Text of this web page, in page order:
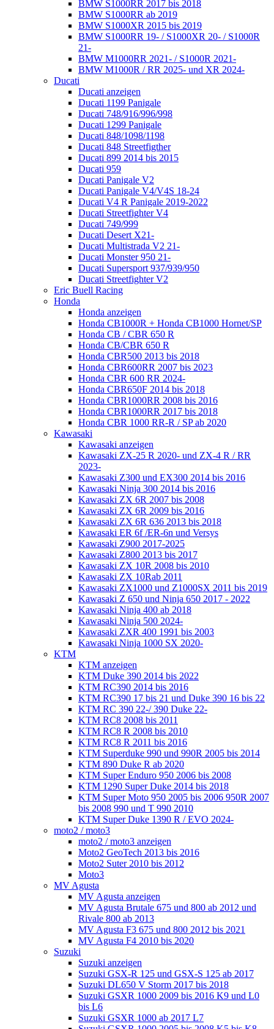
BMW S1000RR 2017 bis 2018
BMW S1000RR ab 2019
BMW S1000XR 2015 bis 2019
BMW S1000RR 19- / S1000XR 20- / S1000R
21-
BMW M1000RR 2021- / S1000R 2021-
BMW M1000R / RR 2025- und XR 2024-
Ducati
Ducati anzeigen
Ducati 1199 Panigale
Ducati 748/916/996/998
Ducati 1299 Panigale
Ducati 848/1098/1198
Ducati 848 Streetfigther
Ducati 899 2014 bis 2015
Ducati 959
Ducati Panigale V2
Ducati Panigale V4/V4S 18-24
Ducati V4 R Panigale 2019-2022
Ducati Streetfighter V4
Ducati 749/999
Ducati Desert X21-
Ducati Multistrada V2 21-
Ducati Monster 950 21-
Ducati Supersport 937/939/950
Ducati Streetfighter V2
Eric Buell Racing
Honda
Honda anzeigen
Honda CB1000R + Honda CB1000 Hornet/SP
Honda CB / CBR 650 R
Honda CB/CBR 650 R
Honda CBR500 2013 bis 2018
Honda CBR600RR 2007 bis 2023
Honda CBR 600 RR 2024-
Honda CBR650F 2014 bis 2018
Honda CBR1000RR 2008 bis 2016
Honda CBR1000RR 2017 bis 2018
Honda CBR 1000 RR-R / SP ab 2020
Kawasaki
Kawasaki anzeigen
Kawasaki ZX-25 R 2020- und ZX-4 R / RR
2023-
Kawasaki Z300 und EX300 2014 bis 2016
Kawasaki Ninja 300 2014 bis 2016
Kawasaki ZX 6R 2007 bis 2008
Kawasaki ZX 6R 2009 bis 2016
Kawasaki ZX 6R 636 2013 bis 2018
Kawasaki ER 6f /ER-6n und Versys
Kawasaki Z900 2017-2025
Kawasaki Z800 2013 bis 2017
Kawasaki ZX 10R 2008 bis 2010
Kawasaki ZX 10Rab 2011
Kawasaki ZX1000 und Z1000SX 2011 bis 2019
Kawasaki Z 650 und Ninja 650 2017 - 2022
Kawasaki Ninja 400 ab 2018
Kawasaki Ninja 500 2024-
Kawasaki ZXR 400 1991 bis 2003
Kawasaki Ninja 1000 SX 2020-
KTM
KTM anzeigen
KTM Duke 390 2014 bis 2022
KTM RC390 2014 bis 2016
KTM RC390 17 bis 21 und Duke 390 16 bis 22
KTM RC 390 22-/ 390 Duke 22-
KTM RC8 2008 bis 2011
KTM RC8 R 2008 bis 2010
KTM RC8 R 2011 bis 2016
KTM Superduke 990 und 990R 2005 bis 2014
KTM 890 Duke R ab 2020
KTM Super Enduro 950 2006 bis 2008
KTM 1290 Super Duke 2014 bis 2018
KTM Super Moto 950 2005 bis 2006 950R 2007
bis 2008 990 und T 990 2010
KTM Super Duke 1390 R / EVO 2024-
moto2 / moto3
moto2 / moto3 anzeigen
Moto2 GeoTech 2013 bis 2016
Moto2 Suter 2010 bis 2012
Moto3
MV Agusta
MV Agusta anzeigen
MV Agusta Brutale 675 und 800 ab 2012 und
Rivale 800 ab 2013
MV Agusta F3 675 und 800 2012 bis 2021
MV Agusta F4 2010 bis 2020
Suzuki
Suzuki anzeigen
Suzuki GSX-R 125 und GSX-S 125 ab 2017
Suzuki DL650 V Storm 2017 bis 2018
Suzuki GSXR 1000 2009 bis 2016 K9 und L0
bis L6
Suzuki GSXR 1000 ab 2017 L7